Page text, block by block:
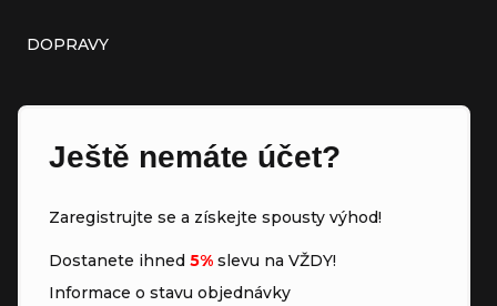
DOPRAVY
Ještě nemáte účet?
Zaregistrujte se a získejte spousty výhod!
Dostanete ihned 5% slevu na VŽDY!
Informace o stavu objednávky